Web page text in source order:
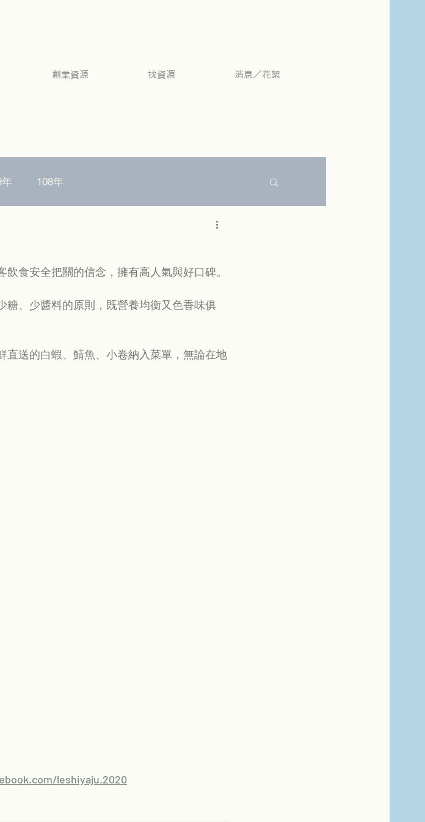
創業資源 找資源 消息／花絮
年 108年
食安全把關的信念，擁有高人氣與好口碑。
糖、少醬料的原則，既營養均衡又色香味俱
直送的白蝦、鯖魚、小卷納入菜單，無論在地
leshiyaju.2020